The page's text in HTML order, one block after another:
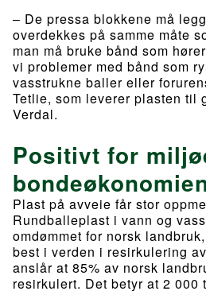
– De pressa blokkene må
overdekkes på samme måte
man må bruke bånd som
vi problemer med bånd som
vasstrukne baller eller
Tetlie, som leverer plasten til
Verdal.
Positivt for
Plast på avveie får stor
Rundballeplast i vann og
omdømmet for norsk
best i verden i resirkulering
anslår at 85% av norsk
resirkulert. Det betyr at 2 000